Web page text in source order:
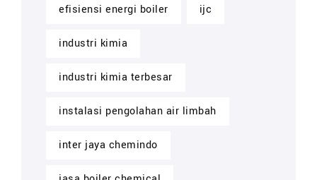
efisiensi energi boiler ijc
industri kimia
industri kimia terbesar
instalasi pengolahan air limbah
inter jaya chemindo